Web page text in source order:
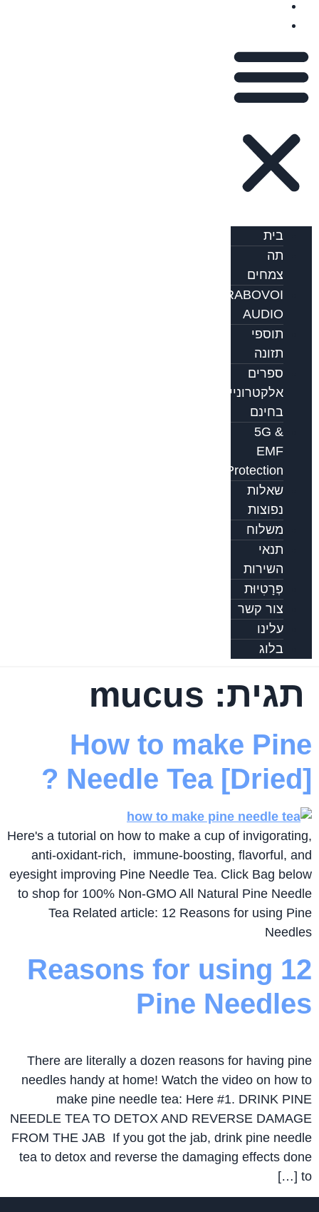
בית
תה
צמחים
GRABOVOI
AUDIO
תוספי
תזונה
ספרים
אלקטרוניים
בחינם
5G &
EMF
Protection
שאלות
נפוצות
משלוח
תנאי
השירות
פְּרָטִיוּת
צור קשר
עלינו
בלוג
תגית: mucus
How to make Pine
Needle Tea [Dried] ?
Here's a tutorial on how to make a cup of invigorating,
anti-oxidant-rich, immune-boosting, flavorful, and
eyesight improving Pine Needle Tea. Click Bag below
to shop for 100% Non-GMO All Natural Pine Needle
Tea Related article: 12 Reasons for using Pine
Needles
12 Reasons for using
Pine Needles
There are literally a dozen reasons for having pine
needles handy at home! Watch the video on how to
make pine needle tea: Here #1. DRINK PINE
NEEDLE TEA TO DETOX AND REVERSE DAMAGE
FROM THE JAB If you got the jab, drink pine needle
tea to detox and reverse the damaging effects done
to […]